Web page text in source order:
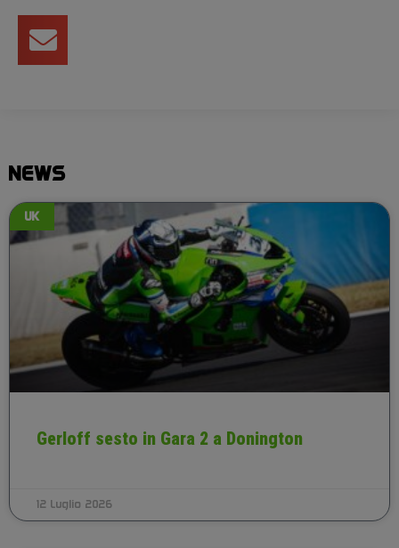
NEWS
UK
Gerloff sesto in Gara 2 a Donington
12 Luglio 2026